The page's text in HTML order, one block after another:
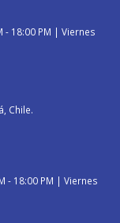
- 18:00 PM | Viernes
Chile.
- 18:00 PM | Viernes